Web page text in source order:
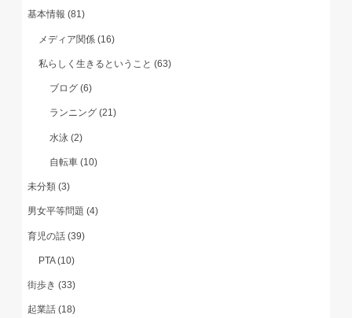
基本情報(81)
メディア関係(16)
私らしく生きるということ(63)
ブログ(6)
ランニング(21)
水泳(2)
自転車(10)
未分類(3)
男女平等問題(4)
育児の話(39)
PTA(10)
街歩き(33)
起業話(18)